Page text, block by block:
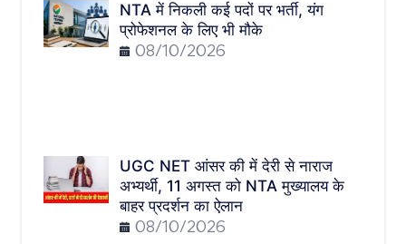
NTA में निकली कई पदों पर भर्ती, यंग
प्रोफेशनल के लिए भी मौके
08/10/2026
UGC NET आंसर की में देरी से नाराज
अभ्यर्थी, 11 अगस्त को NTA मुख्यालय के
बाहर प्रदर्शन का ऐलान
08/10/2026